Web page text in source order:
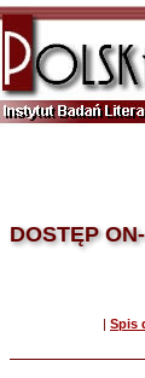
DOSTĘP
| Spis